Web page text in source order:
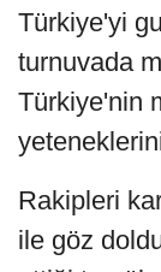
Türkiye'yi
turnuvada
Türkiye'nin
Rakipleri
ile göz